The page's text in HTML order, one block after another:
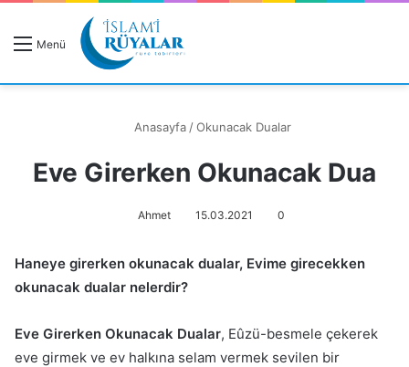
Menü
Anasayfa / Okunacak Dualar
Eve Girerken Okunacak Dua
Ahmet 15.03.2021 0
Haneye girerken okunacak dualar, Evime girecekken
okunacak dualar nelerdir?
Eve Girerken Okunacak Dualar, Eûzü-besmele çekerek
eve girmek ve ev halkına selam vermek sevilen bir
Rüyanızı Arayın